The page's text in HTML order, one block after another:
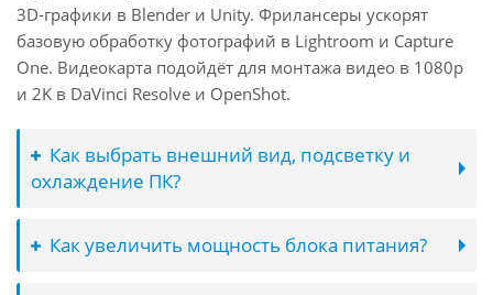
3D-графики в Blender и Unity. Фрилансеры ускорят
базовую обработку фотографий в Lightroom и Capture
One. Видеокарта подойдёт для монтажа видео в 1080p
и 2K в DaVinci Resolve и OpenShot.
Как выбрать внешний вид, подсветку и
охлаждение ПК?
Как увеличить мощность блока питания?